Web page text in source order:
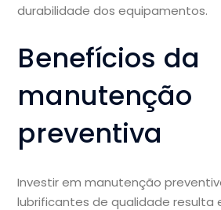
durabilidade dos equipamentos.
Benefícios da
manutenção
preventiva
Investir em manutenção
lubrificantes de qualidade resulta